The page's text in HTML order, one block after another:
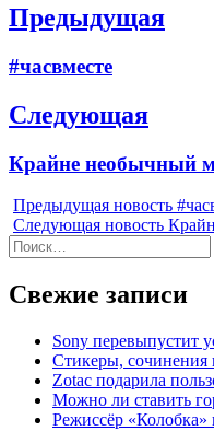
Навигация
записям
Предыдущая
Previous
#часвместе
Следующая
Next
post:
Крайне необычный
Предыдущая новость
Следующая новость
Найти:
Свежие записи
Sony перевыпустит
Стикеры,
Zotac подарила
Можно ли ставить
Режиссёр «Колобка»